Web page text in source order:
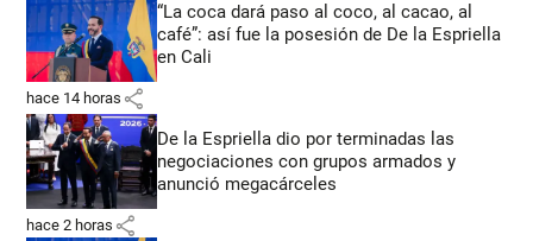
“La coca dará paso al coco, al cacao, al
café”: así fue la posesión de De la Espriella
en Cali
hace 14 horas share
De la Espriella dio por terminadas las
negociaciones con grupos armados y
anunció megacárceles
hace 2 horas share